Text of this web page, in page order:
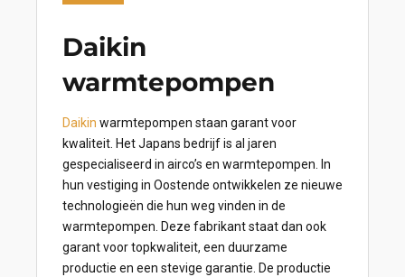
Daikin
warmtepompen
Daikin warmtepompen staan garant voor
kwaliteit. Het Japans bedrijf is al jaren
gespecialiseerd in airco’s en warmtepompen. In
hun vestiging in Oostende ontwikkelen ze nieuwe
technologieën die hun weg vinden in de
warmtepompen. Deze fabrikant staat dan ook
garant voor topkwaliteit, een duurzame
productie en een stevige garantie. De productie